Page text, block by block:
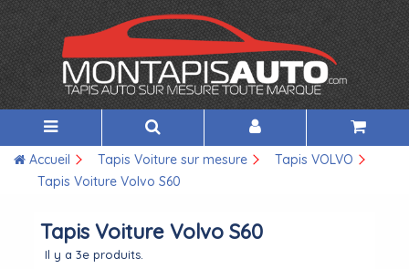
Accueil Tapis Voiture sur mesure
Tapis VOLVO
Tapis Voiture Volvo S60
Tapis Voiture Volvo S60
Il y a 3e produits.